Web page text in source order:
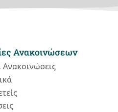
Ανακοινώσεων
Ανακοινώσεις